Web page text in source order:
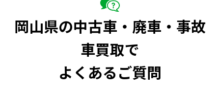
岡山県の中古車・廃車・事故
車買取で
よくあるご質問